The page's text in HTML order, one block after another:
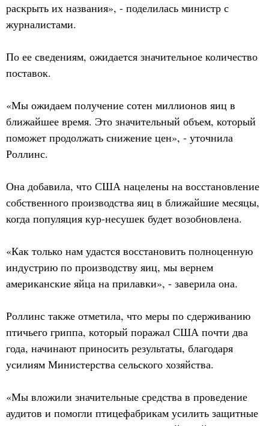
раскрыть их названия», - поделилась министр с
журналистами.
По ее сведениям, ожидается значительное количество
поставок.
«Мы ожидаем получение сотен миллионов яиц в
ближайшее время. Это значительный объем, который
поможет продолжать снижение цен», - уточнила
Роллинс.
Она добавила, что США нацелены на восстановление
собственного производства яиц в ближайшие месяцы,
когда популяция кур-несушек будет возобновлена.
«Как только нам удастся восстановить полноценную
индустрию по производству яиц, мы вернем
американские яйца на прилавки», - заверила она.
Роллинс также отметила, что меры по сдерживанию
птичьего гриппа, который поражал США почти два
года, начинают приносить результаты, благодаря
усилиям Министерства сельского хозяйства.
«Мы вложили значительные средства в проведение
аудитов и помогли птицефабрикам усилить защитные